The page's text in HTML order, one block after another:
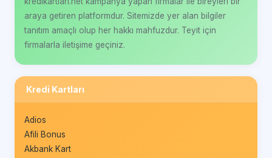
araya getiren platformdur. Sitemizde yer alan bilgiler
tanıtım amaçlı olup her hakkı mahfuzdur. Teyit için
firmalarla iletişime geçiniz.
Kredi Kartları
Adios
Afili Bonus
Akbank Kart